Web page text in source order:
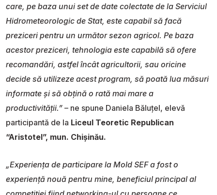
care, pe baza unui set de date colectate de la Serviciul
Hidrometeorologic de Stat, este capabil să facă
preziceri pentru un următor sezon agricol. Pe baza
acestor preziceri, tehnologia este capabilă să ofere
recomandări, astfel încât agricultorii, sau oricine
decide să utilizeze acest program, să poată lua măsuri
informate şi să obțină o rată mai mare a
productivității.” – ne spune Daniela Băluțel, elevă
participantă de la Liceul Teoretic Republican
“Aristotel”, mun. Chișinău.
„Experiența de participare la Mold SEF a fost o
experiență nouă pentru mine, beneficiul principal al